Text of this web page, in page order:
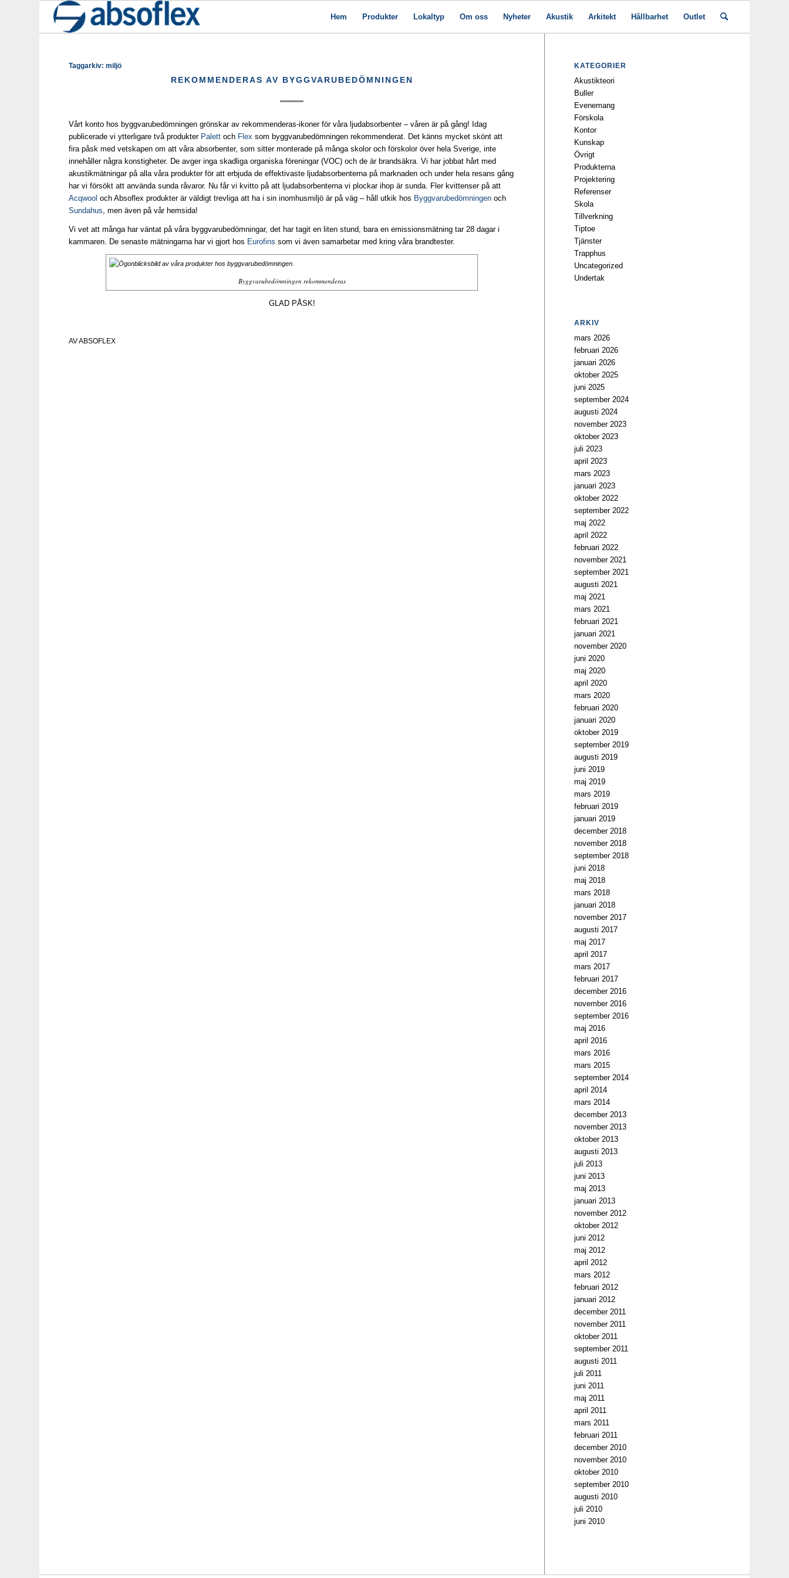
Hem Produkter Lokaltyp Om oss Nyheter Akustik Arkitekt Hållbarhet Outlet
Taggarkiv:miljö
REKOMMENDERAS AV BYGGVARUBEDÖMNINGEN
Vårt konto hos byggvarubedömningen grönskar av rekommenderas-ikoner för våra ljudabsorbenter – våren är på gång! Idag
publicerade vi ytterligare två produkter Palett och Flex som byggvarubedömningen rekommenderat. Det känns mycket skönt att
fira påsk med vetskapen om att våra absorbenter, som sitter monterade på många skolor och förskolor över hela Sverige, inte
innehåller några konstigheter. De avger inga skadliga organiska föreningar (VOC) och de är brandsäkra. Vi har jobbat hårt med
akustikmätningar på alla våra produkter för att erbjuda de effektivaste ljudabsorbenterna på marknaden och under hela resans gång
har vi försökt att använda sunda råvaror. Nu får vi kvitto på att ljudabsorbenterna vi plockar ihop är sunda. Fler kvittenser på att
Acqwool och Absoflex produkter är väldigt trevliga att ha i sin inomhusmiljö är på väg – håll utkik hos Byggvarubedömningen och
Sundahus, men även på vår hemsida!
Vi vet att många har väntat på våra byggvarubedömningar, det har tagit en liten stund, bara en emissionsmätning tar 28 dagar i
kammaren. De senaste mätningarna har vi gjort hos Eurofins som vi även samarbetar med kring våra brandtester.
Byggvarubedömningen rekommenderas
GLAD PÅSK!
AVABSOFLEX
KATEGORIER
Akustikteori
Buller
Evenemang
Förskola
Kontor
Kunskap
Övrigt
Produkterna
Projektering
Referenser
Skola
Tillverkning
Tiptoe
Tjänster
Trapphus
Uncategorized
Undertak
ARKIV
mars 2026
februari 2026
januari 2026
oktober 2025
juni 2025
september 2024
augusti 2024
november 2023
oktober 2023
juli 2023
april 2023
mars 2023
januari 2023
oktober 2022
september 2022
maj 2022
april 2022
februari 2022
november 2021
september 2021
augusti 2021
maj 2021
mars 2021
februari 2021
januari 2021
november 2020
juni 2020
maj 2020
april 2020
mars 2020
februari 2020
januari 2020
oktober 2019
september 2019
augusti 2019
juni 2019
maj 2019
mars 2019
februari 2019
januari 2019
december 2018
november 2018
september 2018
juni 2018
maj 2018
mars 2018
januari 2018
november 2017
augusti 2017
maj 2017
april 2017
mars 2017
februari 2017
december 2016
november 2016
september 2016
maj 2016
april 2016
mars 2016
mars 2015
september 2014
april 2014
mars 2014
december 2013
november 2013
oktober 2013
augusti 2013
juli 2013
juni 2013
maj 2013
januari 2013
november 2012
oktober 2012
juni 2012
maj 2012
april 2012
mars 2012
februari 2012
januari 2012
december 2011
november 2011
oktober 2011
september 2011
augusti 2011
juli 2011
juni 2011
maj 2011
april 2011
mars 2011
februari 2011
december 2010
november 2010
oktober 2010
september 2010
augusti 2010
juli 2010
juni 2010